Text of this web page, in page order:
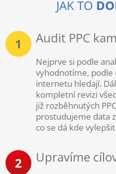
JAK TO
1 Audit PPC
Nejprve si podle
vyhodnotíme, podle
internetu hledají.
kompletní revizi
již rozběhnutých
prostudujeme data
co se dá kde vylepšit.
2 Upravíme